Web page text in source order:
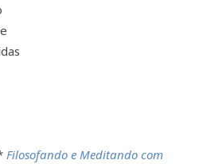
Filosofando e Meditando com